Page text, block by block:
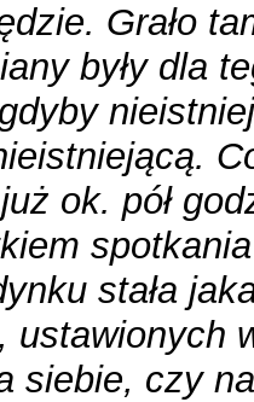
Grało
były dla
ok. pół
stała
ustawionych
siebie, czy